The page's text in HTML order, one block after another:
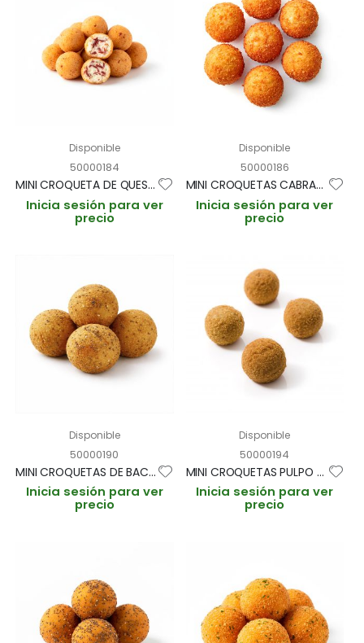
Disponible
50000184
MINI CROQUETA DE QUESO CABRA Y CECINA "CROCON" 15gr/3cm BANDEJA 1kg (CAJA 3 BANDEJAS)
Inicia sesión para ver
precio
Disponible
50000186
MINI CROQUETAS CABRALES Y NUEZ "CROCON" 15gr / 3cm BANDEJA 1kg (CAJA 3 BANDEJAS 200und aprox)
Inicia sesión para ver
precio
Disponible
50000190
MINI CROQUETAS DE BACALAO AJOARRIERO "CROCON" 15gr / 3cm BANDEJA 1kg (CAJA 3 BANDEJAS 200und aprox)
Inicia sesión para ver
precio
Disponible
50000194
MINI CROQUETAS PULPO A FEIRA "CROCON" 15gr / 3cm BANDEJA 1kg (CAJA 3 BANDEJAS 200und aprox)
Inicia sesión para ver
precio